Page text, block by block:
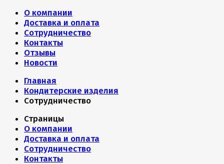
О компании
Доставка и оплата
Сотрудничество
Контакты
Отзывы
Новости
Главная
Кондитерские изделия
Сотрудничество
Страницы
О компании
Доставка и оплата
Сотрудничество
Контакты